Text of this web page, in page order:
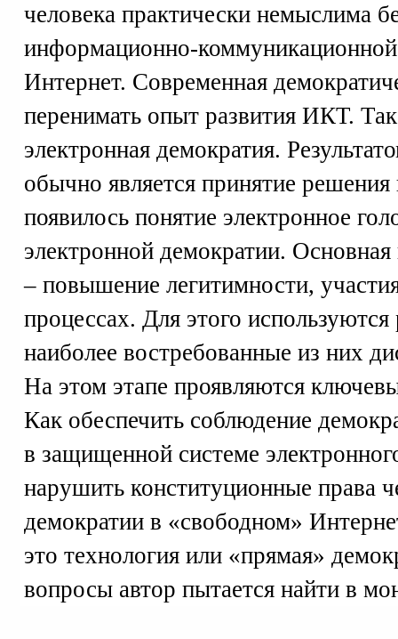
человека практически немыслима
информационно-коммуникационной
Интернет. Современная
перенимать опыт развития ИКТ.
электронная демократия.
обычно является принятие
появилось понятие электронное
электронной демократии.
– повышение легитимности,
процессах. Для этого
наиболее востребованные из них
На этом этапе проявляются
Как обеспечить соблюдение
в защищенной системе
нарушить конституционные права
демократии в «свободном»
это технология или «прямая»
вопросы автор пытается найти в